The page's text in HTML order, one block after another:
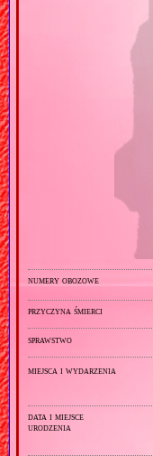
numery obozowe
przyczyna śmierci
sprawstwo
miejsca i wydarzenia
data i miejsce
urodzenia